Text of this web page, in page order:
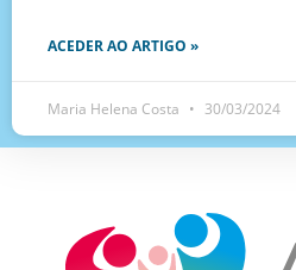
ACEDER AO ARTIGO »
Maria Helena Costa 30/03/2024